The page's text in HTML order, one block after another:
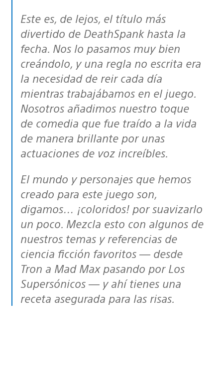
Este es, de lejos, el título más
divertido de DeathSpank hasta la
fecha. Nos lo pasamos muy bien
creándolo, y una regla no escrita era
la necesidad de reir cada día
mientras trabajábamos en el juego.
Nosotros añadimos nuestro toque
de comedia que fue traído a la vida
de manera brillante por unas
actuaciones de voz increíbles.
El mundo y personajes que hemos
creado para este juego son,
digamos… ¡coloridos! por suavizarlo
un poco. Mezcla esto con algunos de
nuestros temas y referencias de
ciencia ficción favoritos — desde
Tron a Mad Max pasando por Los
Supersónicos — y ahí tienes una
receta asegurada para las risas.